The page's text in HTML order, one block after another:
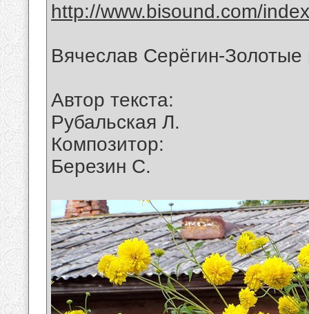
http://www.bisound.com/
Вячеслав Серёгин-
Автор текста:
Рубальская Л.
Композитор:
Березин С.